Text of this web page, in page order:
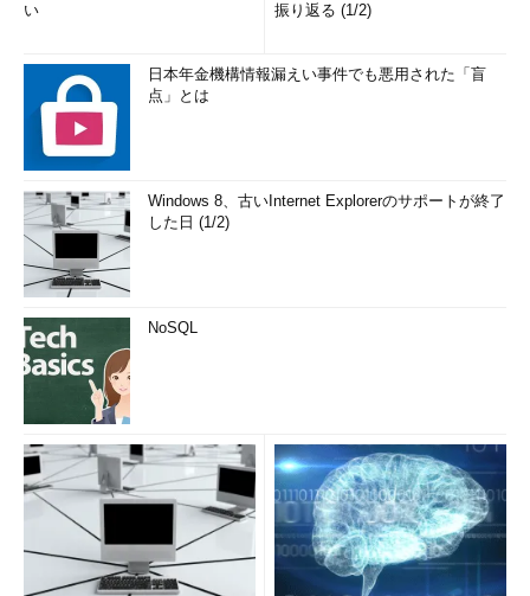
い
振り返る (1/2)
日本年金機構情報漏えい事件でも悪用された「盲
点」とは
Windows 8、古いInternet Explorerのサポートが終了
した日 (1/2)
NoSQL